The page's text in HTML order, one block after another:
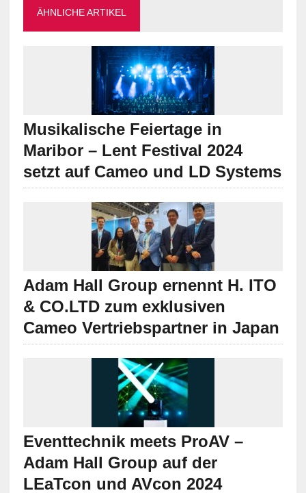
ÄHNLICHE ARTIKEL
Musikalische Feiertage in
Maribor – Lent Festival 2024
setzt auf Cameo und LD Systems
Adam Hall Group ernennt H. ITO
& CO.LTD zum exklusiven
Cameo Vertriebspartner in Japan
Eventtechnik meets ProAV –
Adam Hall Group auf der
LEaTcon und AVcon 2024